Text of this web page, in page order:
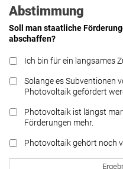
Abstimmung
Soll man staatliche
abschaffen?
Ich bin für ein langsames
Solange es Subventionen
Photovoltaik gefördert
Photovoltaik ist längst
Förderungen mehr.
Photovoltaik gehört noch